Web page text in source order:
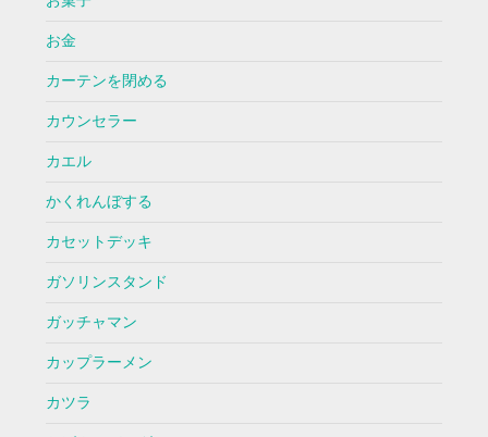
お金
カーテンを閉める
カウンセラー
カエル
かくれんぼする
カセットデッキ
ガソリンスタンド
ガッチャマン
カップラーメン
カツラ